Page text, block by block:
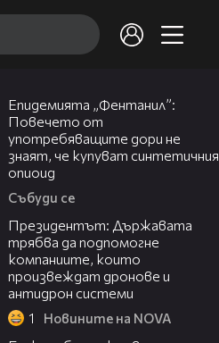
Епидемията „Фентанил”:
Повечето от
употребяващите дори не
знаят, че купуват синтетичния
опиоид
Събуди се
Президентът: Държавата
трябва да подпомогне
компаниите, които
произвеждат дронове и
антидрон системи
1 Новините на NOVA